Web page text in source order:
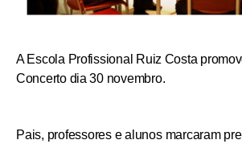
A Escola Profissional Ruiz Costa
Concerto dia 30 novembro.
Pais, professores e alunos marcaram